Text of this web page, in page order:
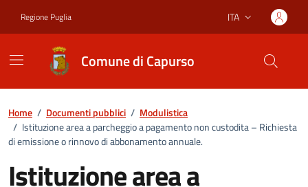
Regione Puglia Lingua attiva:
ITA
Comune di Capurso
Home / Documenti pubblici / Modulistica
/ Istituzione area a parcheggio a pagamento non custodita – Richiesta
di emissione o rinnovo di abbonamento annuale.
Istituzione area a